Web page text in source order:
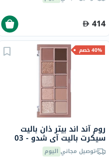
414
40% خصم
روم آند اند بيتر ذان باليت
سيكرت باليت آي شدو - 03
روزبود غاردن، 7.5 جرام
توصيل مجاني اليوم